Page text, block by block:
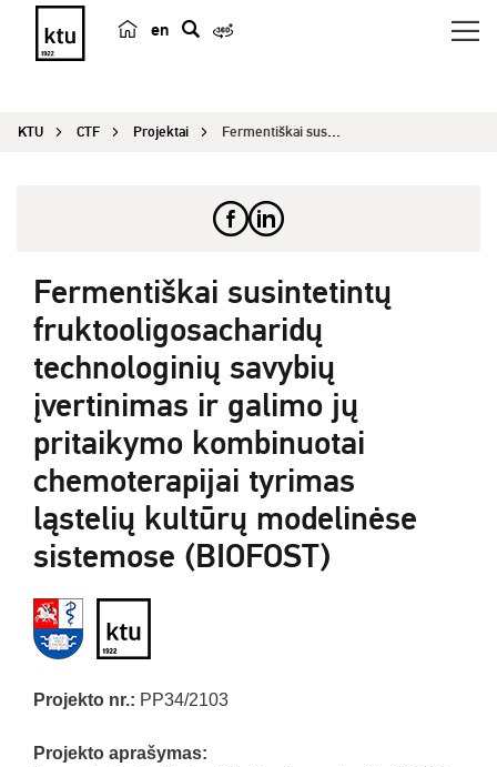
en
e
KTU CTF Projektai Fermentiškai susintetintų fruktooligosacharidų t...
Fermentiškai susintetintų
fruktooligosacharidų
technologinių savybių
įvertinimas ir galimo jų
pritaikymo kombinuotai
chemoterapijai tyrimas
ląstelių kultūrų modelinėse
sistemose (BIOFOST)
Projekto nr.: PP34/2103
Projekto aprašymas: